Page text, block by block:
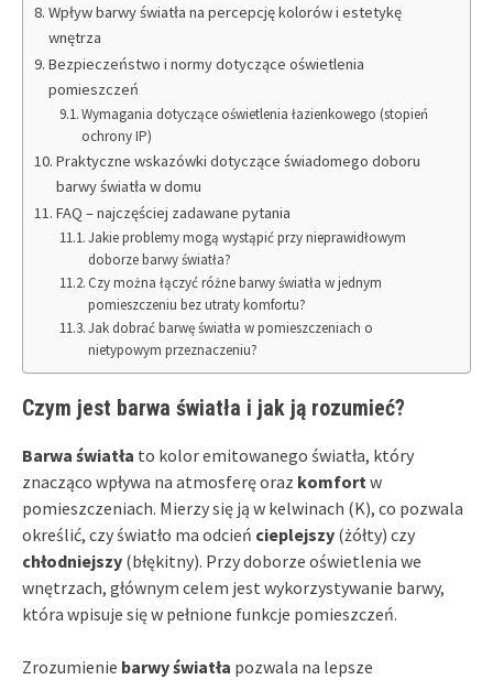
Wpływ barwy światła na percepcję kolorów i estetykę
wnętrza
Bezpieczeństwo i normy dotyczące oświetlenia
pomieszczeń
Wymagania dotyczące oświetlenia łazienkowego (stopień
ochrony IP)
Praktyczne wskazówki dotyczące świadomego doboru
barwy światła w domu
FAQ – najczęściej zadawane pytania
Jakie problemy mogą wystąpić przy nieprawidłowym
doborze barwy światła?
Czy można łączyć różne barwy światła w jednym
pomieszczeniu bez utraty komfortu?
Jak dobrać barwę światła w pomieszczeniach o
nietypowym przeznaczeniu?
Czym jest barwa światła i jak ją rozumieć?
Barwa światła to kolor emitowanego światła, który
znacząco wpływa na atmosferę oraz komfort w
pomieszczeniach. Mierzy się ją w kelwinach (K), co pozwala
określić, czy światło ma odcień cieplejszy (żółty) czy
chłodniejszy (błękitny). Przy doborze oświetlenia we
wnętrzach, głównym celem jest wykorzystywanie barwy,
która wpisuje się w pełnione funkcje pomieszczeń.
Zrozumienie barwy światła pozwala na lepsze